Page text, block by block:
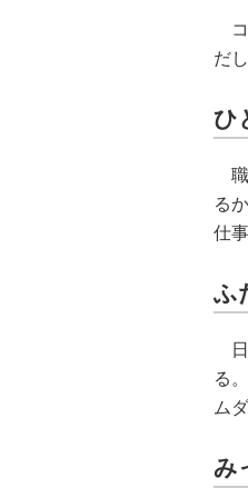
コ
だ
ひ
職
る
仕
ふ
日
る
ム
み